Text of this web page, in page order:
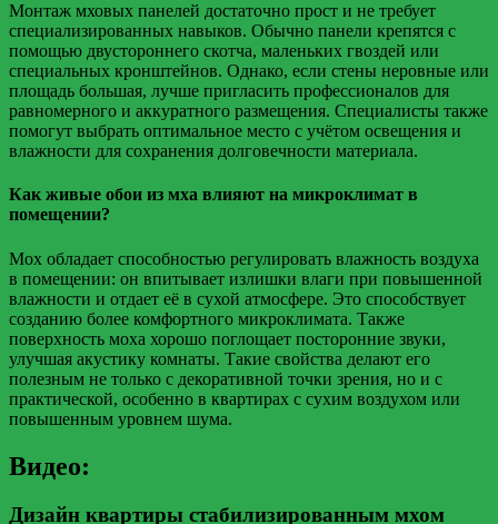
Монтаж мховых панелей достаточно прост и не требует
специализированных навыков. Обычно панели крепятся с
помощью двустороннего скотча, маленьких гвоздей или
специальных кронштейнов. Однако, если стены неровные или
площадь большая, лучше пригласить профессионалов для
равномерного и аккуратного размещения. Специалисты также
помогут выбрать оптимальное место с учётом освещения и
влажности для сохранения долговечности материала.
Как живые обои из мха влияют на микроклимат в
помещении?
Мох обладает способностью регулировать влажность воздуха
в помещении: он впитывает излишки влаги при повышенной
влажности и отдает её в сухой атмосфере. Это способствует
созданию более комфортного микроклимата. Также
поверхность моха хорошо поглощает посторонние звуки,
улучшая акустику комнаты. Такие свойства делают его
полезным не только с декоративной точки зрения, но и с
практической, особенно в квартирах с сухим воздухом или
повышенным уровнем шума.
Видео:
Дизайн квартиры стабилизированным мхом